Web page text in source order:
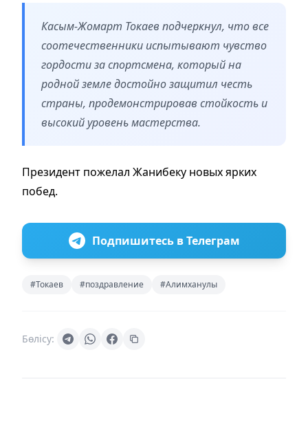
Касым-Жомарт Токаев подчеркнул, что все
соотечественники испытывают чувство
гордости за спортсмена, который на
родной земле достойно защитил честь
страны, продемонстрировав стойкость и
высокий уровень мастерства.
Президент пожелал Жанибеку новых ярких
побед.
Подпишитесь в Телеграм
#Токаев #поздравление #Алимханулы
Бөлісу: